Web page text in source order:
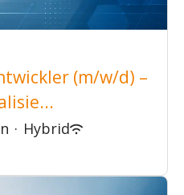
(m/w/d) –
· Hybrid